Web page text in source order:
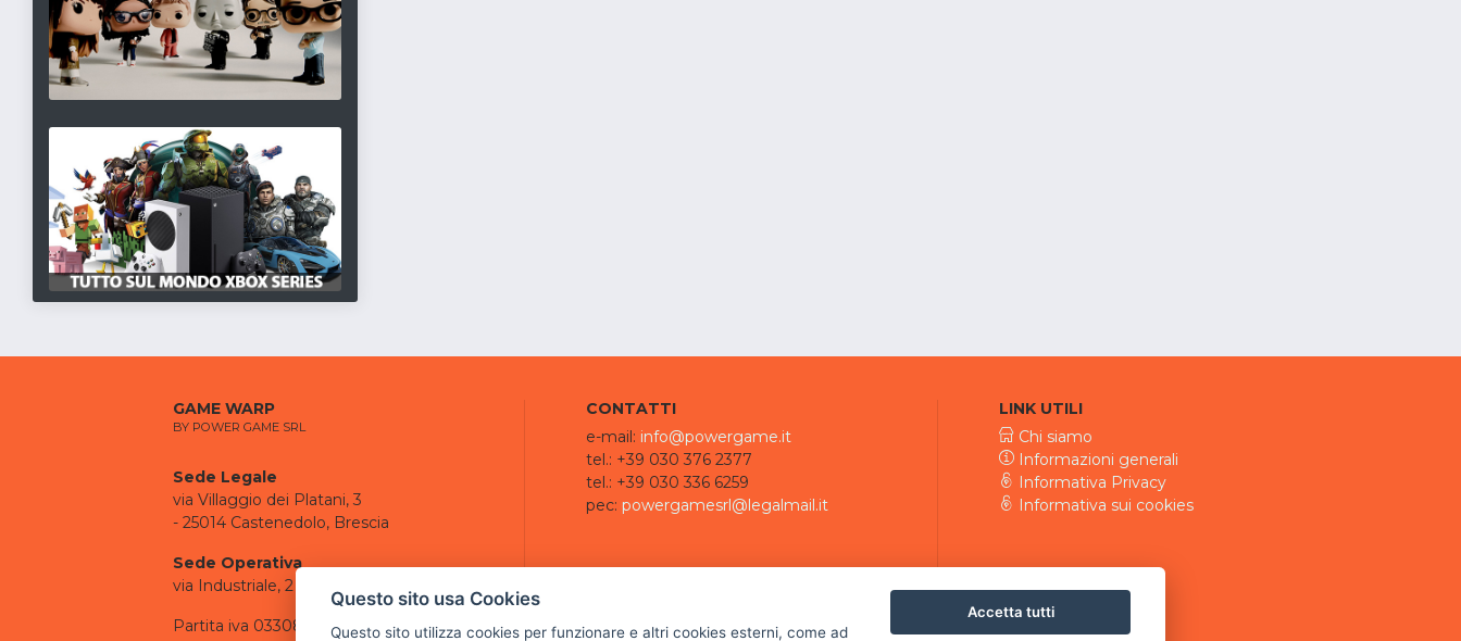
GAME WARP
BY POWER GAME SRL
Sede Legale
via Villaggio dei Platani, 3
- 25014 Castenedolo, Brescia
Sede Operativa
via Industriale, 2 - 25082 Botticino, BS
Partita iva 03308130982
CONTATTI
e-mail: info@powergame.it
tel.: +39 030 376 2377
tel.: +39 030 336 6259
pec: powergamesrl@legalmail.it
LINK UTILI
Chi siamo
Informazioni generali
Informativa Privacy
Informativa sui cookies
Questo sito usa Cookies
Questo sito utilizza cookies per funzionare e altri cookies esterni, come ad
Accetta tutti